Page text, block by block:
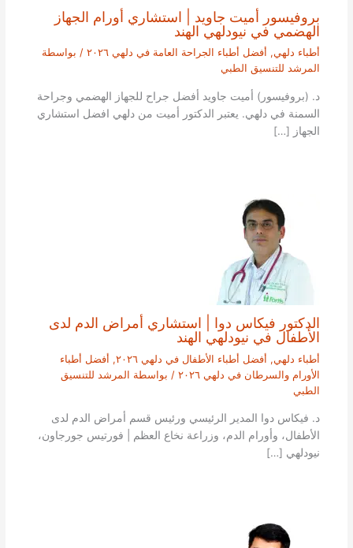
بروفيسور أميت جاويد | استشاري أورام الجهاز
الهضمي في نيودلهي الهند
أطباء دلهي, أفضل أطباء الجراحة العامة في دلهي ٢٠٢٦
/ بواسطة
المرشد للتنسيق الطبي
د. (بروفيسور) أميت جاويد أفضل جراح للجهاز الهضمي وجراحة
السمنة في دلهي. يعتبر الدكتور أميت من دلهي افضل استشاري
الجهاز […]
الدكتور فيكاس دوا | استشاري أمراض الدم لدى
الأطفال في نيودلهي الهند
أطباء دلهي, أفضل أطباء الأطفال في دلهي ٢٠٢٦ , أفضل أطباء
الأورام والسرطان في دلهي ٢٠٢٦
/ بواسطة المرشد للتنسيق
الطبي
د. فيكاس دوا المدير الرئيسي ورئيس قسم أمراض الدم لدى
الأطفال، وأورام الدم، وزراعة نخاع العظم | فورتيس جورجاون،
نيودلهي […]